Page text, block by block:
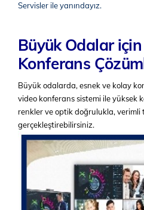
Servisler ile yanındayız.
Büyük Odalar
Konferans
Büyük odalarda, esnek ve kolay
video konferans sistemi ile yüksek
renkler ve optik doğrulukla, verimli
gerçekleştirebilirsiniz.